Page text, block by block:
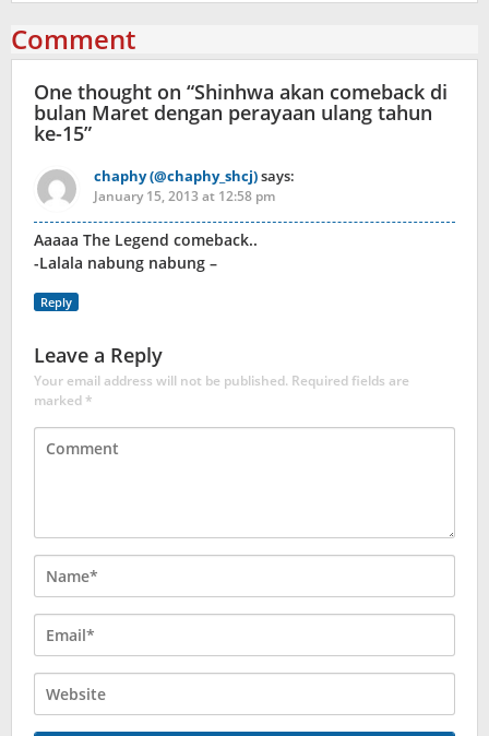
Comment
One thought on “Shinhwa akan comeback di
bulan Maret dengan perayaan ulang tahun
ke-15”
chaphy (@chaphy_shcj)says:
January 15, 2013 at 12:58 pm
Aaaaa The Legend comeback..
-Lalala nabung nabung –
Reply
Leave a Reply
Your email address will not be published. Required fields are
marked*